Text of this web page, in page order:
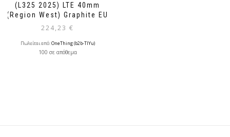
(L325 2025) LTE 40mm
(Region West) Graphite EU
224,23 €
Πωλείται από:OneThing (b2b-TlYu)
100 σε απόθεμα